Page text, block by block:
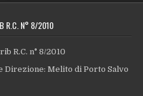
R.C. N° 8/2010
R.C. n° 8/2010
Direzione: Melito di Porto Salvo